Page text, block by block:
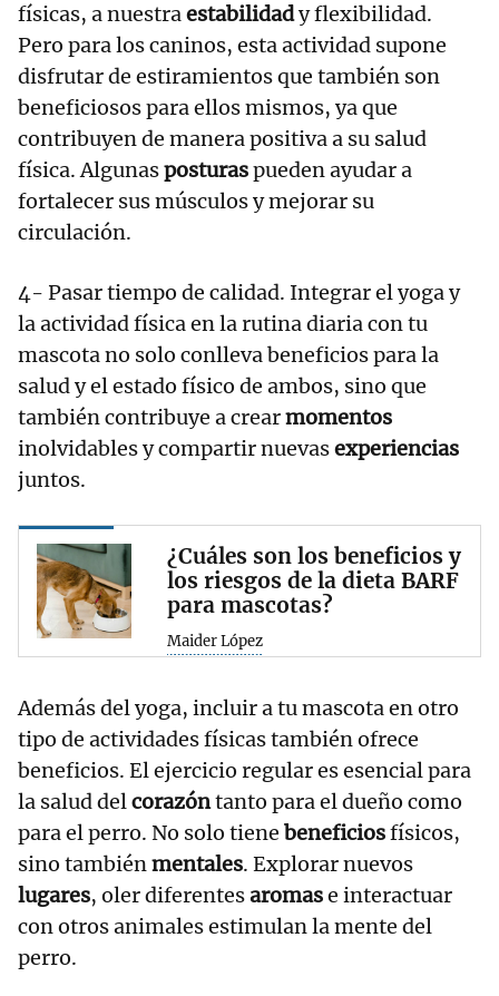
físicas, a nuestraestabilidady flexibilidad.
Pero para los caninos, esta actividad supone
disfrutar de estiramientos que también son
beneficiosos para ellos mismos, ya que
contribuyen de manera positiva a su salud
física. Algunasposturaspueden ayudar a
fortalecer sus músculos y mejorar su
circulación.
4- Pasar tiempo de calidad. Integrar el yoga y
la actividad física en la rutina diaria con tu
mascota no solo conlleva beneficios para la
salud y el estado físico de ambos, sino que
también contribuye a crearmomentos
inolvidables y compartir nuevasexperiencias
juntos.
¿Cuáles son los beneficios y
los riesgos de la dieta BARF
para mascotas?
Maider López
Además del yoga, incluir a tu mascota en otro
tipo de actividades físicas también ofrece
beneficios. El ejercicio regular es esencial para
la salud delcorazóntanto para el dueño como
para el perro. No solo tiene beneficiosfísicos,
sino tambiénmentales. Explorar nuevos
lugares, oler diferentesaromase interactuar
con otros animales estimulan la mente del
perro.